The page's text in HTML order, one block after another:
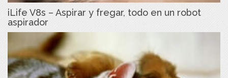
iLife V8s – Aspirar y fregar, todo en un robot
aspirador